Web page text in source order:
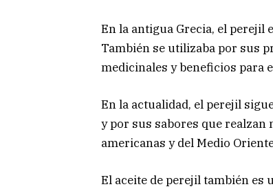
En la antigua Grecia, el perejil
También se utilizaba por sus
medicinales y beneficios para
En la actualidad, el perejil
y por sus sabores que realzan
americanas y del Medio
El aceite de perejil también